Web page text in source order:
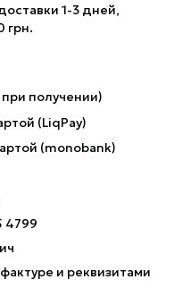
1-3 дней,
грн.
получении)
(LiqPay)
(monobank)
4799
и реквизитами